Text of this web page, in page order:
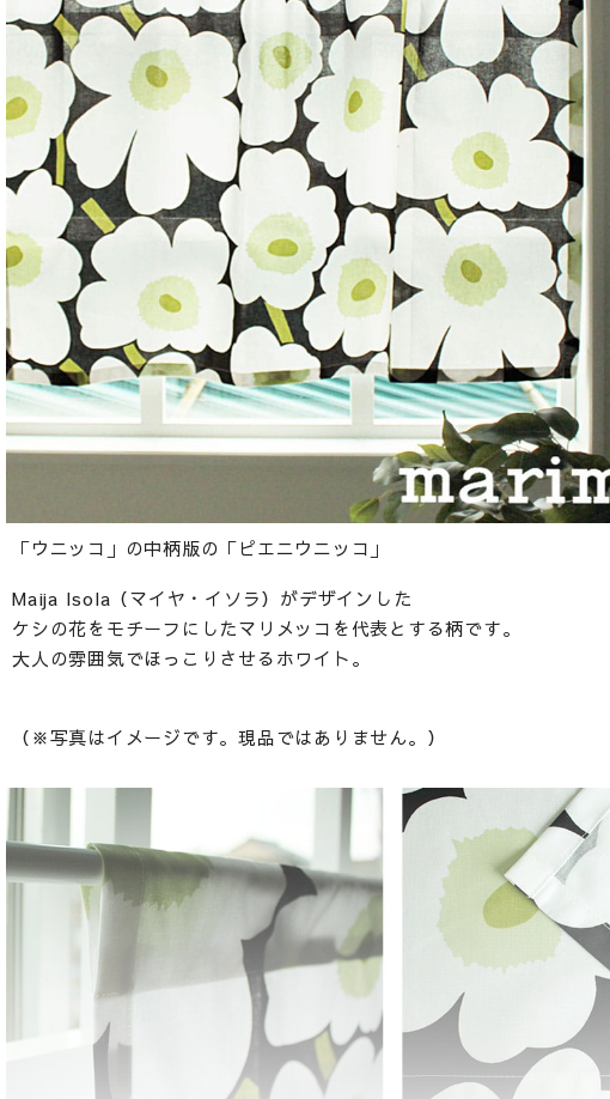
「ウニッコ」の中柄版の「ピエニウニッコ」
Maija Isola（マイヤ・イソラ）がデザインした
ケシの花をモチーフにしたマリメッコを代表とする柄です。
大人の雰囲気でほっこりさせるホワイト。
（※写真はイメージです。現品ではありません。）